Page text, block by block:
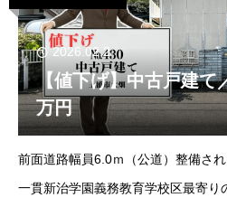
2026.02.2
【値下げ】中古戸建て
万円
前面道路幅員6.0ｍ（公道）整備さ
一貫新治学園義務教育学校区最寄り